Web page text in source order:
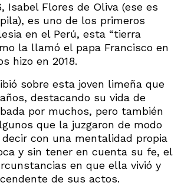
Isabel Flores de Oliva (ese es
es uno de los primeros
en el Perú, esta “tierra
la llamó el papa Francisco en
hizo en 2018.
sobre esta joven limeña que
destacando su vida de
por muchos, pero también
que la juzgaron de modo
con una mentalidad propia
y sin tener en cuenta su fe, el
en que ella vivió y
de sus actos.